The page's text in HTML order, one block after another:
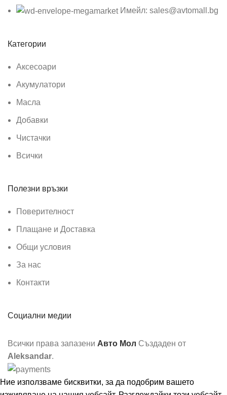
Имейл: sales@avtomall.bg
Категории
Аксесоари
Акумулатори
Масла
Добавки
Чистачки
Всички
Полезни връзки
Поверителност
Плащане и Доставка
Общи условия
За нас
Контакти
Социални медии
Всички права запазени Авто Мол Създаден от
Aleksandar.
Ние използваме бисквитки, за да подобрим вашето